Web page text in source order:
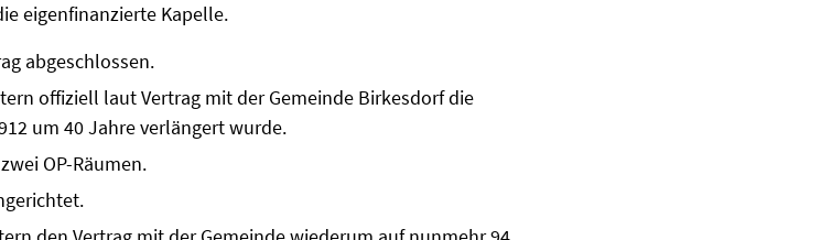
eigenfinanzierte Kapelle.
abgeschlossen.
offiziell laut Vertrag mit der Gemeinde Birkesdorf die
um 40 Jahre verlängert wurde.
OP-Räumen.